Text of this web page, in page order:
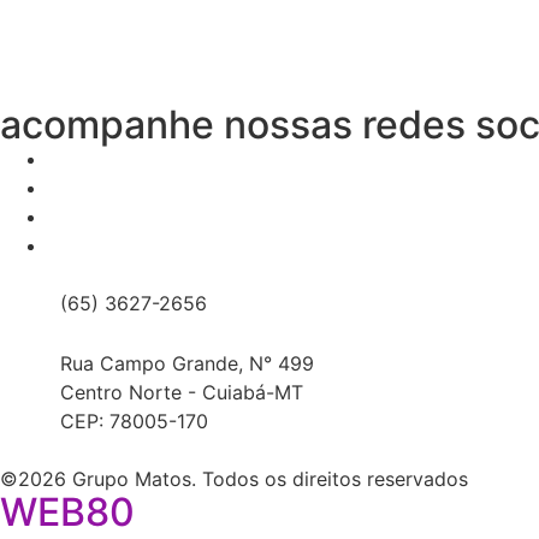
acompanhe nossas redes
(65) 3627-2656
Rua Campo Grande, N° 499
Centro Norte - Cuiabá-MT
CEP: 78005-170
©2026 Grupo Matos. Todos os direitos reservados
WEB80